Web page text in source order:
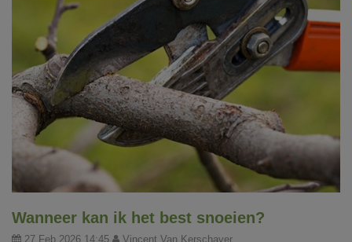
Wanneer kan ik het best snoeien?
27 Feb 2026,14:45 Vincent Van Kerschaver